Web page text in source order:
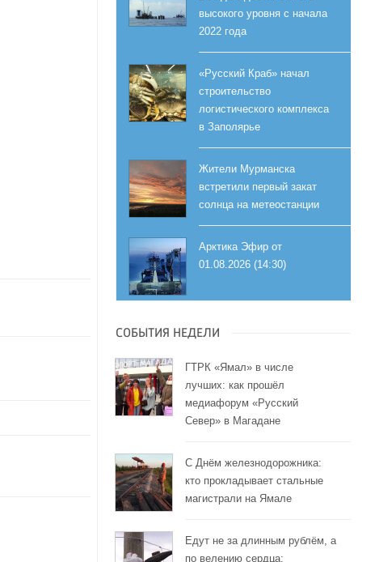
высокого уровня с начала
2022 года
«Русский Краб» начал
строительство
логистического комплекса
в Заполярье
Жители Мурманска
встретили первый закат
солнца на метеостанции
Арктика Эфир от
01.08.2026 (14:30)
СОБЫТИЯ НЕДЕЛИ
ГТРК «Ямал» в числе
лучших: как прошёл
медиафорум «Русский
Север» в Магадане
С Днём железнодорожника:
кто прокладывает стальные
магистрали на Ямале
Едут не за длинным рублём, а
по велению сердца: